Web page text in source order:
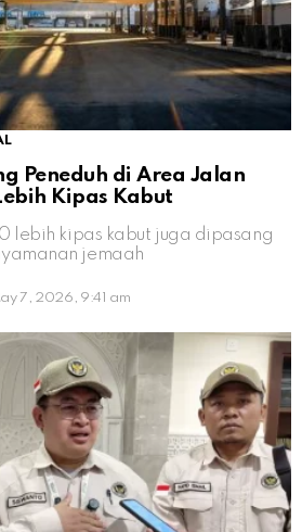
Peneduh di Area Jalan
Kipas Kabut
lebih kipas kabut juga dipasang
jemaah
7, 2026, 9:41 am